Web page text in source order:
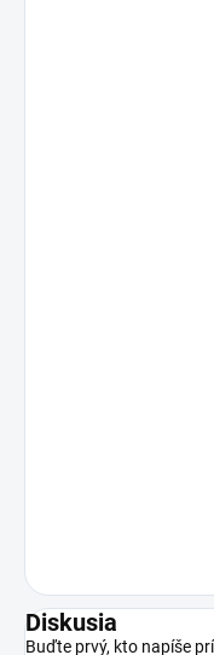
Diskusia
Buďte prvý, kto napíše